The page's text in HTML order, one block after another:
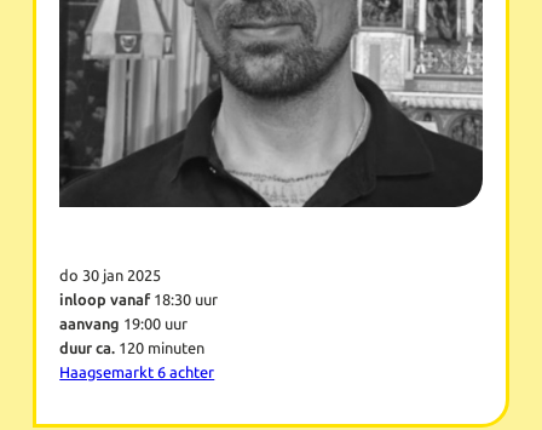
do 30 jan 2025
inloop vanaf18:30 uur
aanvang 19:00 uur
duur ca. 120 minuten
Haagsemarkt 6 achter